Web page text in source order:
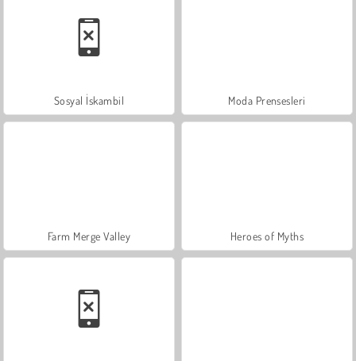
Sosyal İskambil Moda Prensesleri
Farm Merge Valley Heroes of Myths